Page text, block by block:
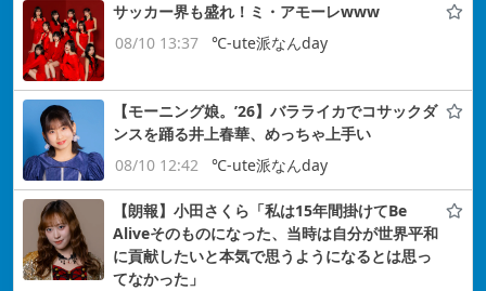
サッカー界も盛れ！ミ・アモーレwww
08/10 13:37
℃-ute派なんday
【モーニング娘。’26】バラライカでコサックダ
ンスを踊る井上春華、めっちゃ上手い
08/10 12:42
℃-ute派なんday
【朗報】小田さくら「私は15年間掛けてBe
Aliveそのものになった、当時は自分が世界平和
に貢献したいと本気で思うようになるとは思っ
てなかった」